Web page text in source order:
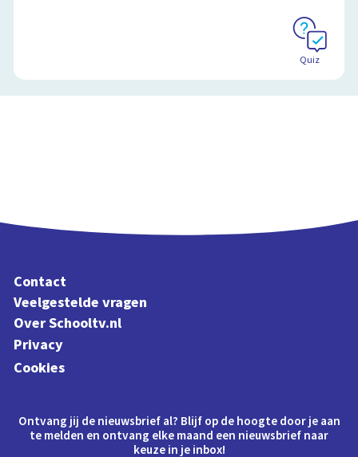
Quiz
Contact
Veelgestelde vragen
Over Schooltv.nl
Privacy
Cookies
Ontvang jij de nieuwsbrief al? Blijf op de hoogte door je aan
te melden en ontvang elke maand een nieuwsbrief naar
keuze in je inbox!